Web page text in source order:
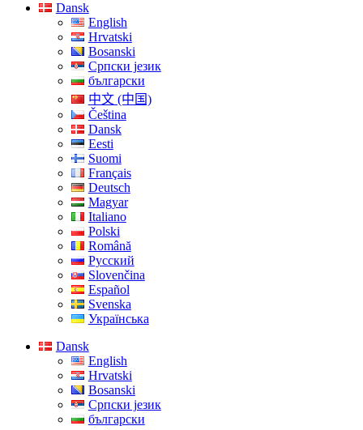
Dansk
English
Hrvatski
Bosanski
Српски језик
български
中文 (中国)
Čeština
Dansk
Eesti
Suomi
Français
Deutsch
Magyar
Italiano
Polski
Română
Русский
Slovenčina
Español
Svenska
Українська
Dansk
English
Hrvatski
Bosanski
Српски језик
български